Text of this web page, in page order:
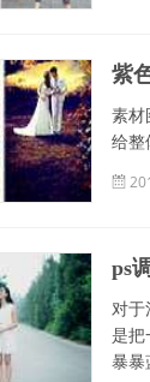
紫
素材
给整
ps
对于
是把
暴暴